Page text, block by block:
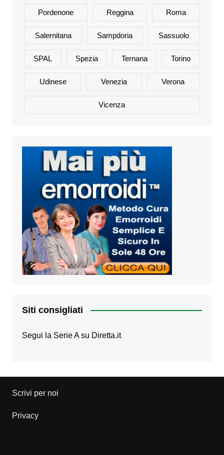
Pordenone Reggina Roma
Salernitana Sampdoria Sassuolo
SPAL Spezia Ternana Torino
Udinese Venezia Verona
Vicenza
Siti consigliati
Segui la Serie A su Diretta.it
Scrivi per noi
Privacy